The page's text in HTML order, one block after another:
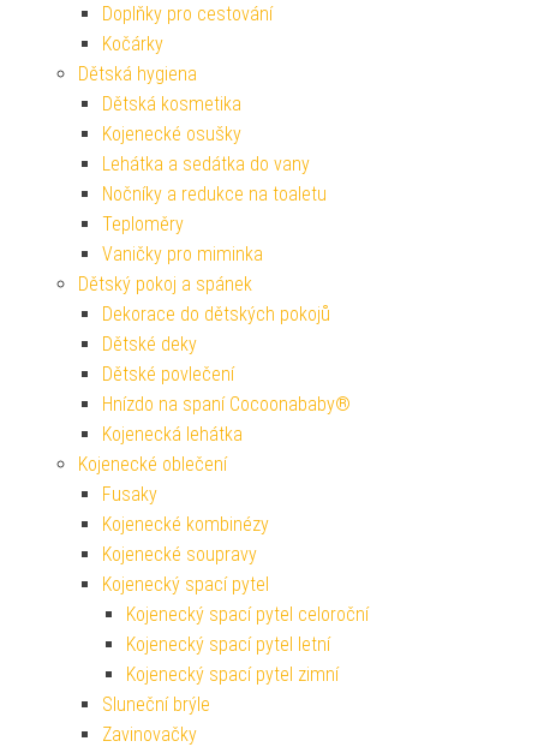
Doplňky pro cestování
Kočárky
Dětská hygiena
Dětská kosmetika
Kojenecké osušky
Lehátka a sedátka do vany
Nočníky a redukce na toaletu
Teploměry
Vaničky pro miminka
Dětský pokoj a spánek
Dekorace do dětských pokojů
Dětské deky
Dětské povlečení
Hnízdo na spaní Cocoonababy®
Kojenecká lehátka
Kojenecké oblečení
Fusaky
Kojenecké kombinézy
Kojenecké soupravy
Kojenecký spací pytel
Kojenecký spací pytel celoroční
Kojenecký spací pytel letní
Kojenecký spací pytel zimní
Sluneční brýle
Zavinovačky